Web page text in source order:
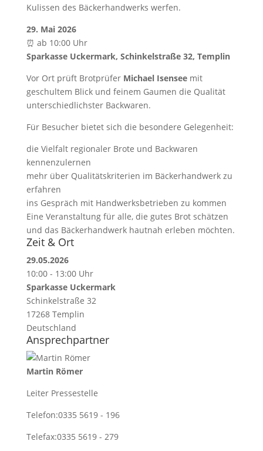
Kulissen des Bäckerhandwerks werfen.
29. Mai 2026
⏰ ab 10:00 Uhr
Sparkasse Uckermark, Schinkelstraße 32, Templin
Vor Ort prüft Brotprüfer Michael Isenseemit
geschultem Blick und feinem Gaumen die Qualität
unterschiedlichster Backwaren.
Für Besucher bietet sich die besondere Gelegenheit:
die Vielfalt regionaler Brote und Backwaren
kennenzulernen
mehr über Qualitätskriterien im Bäckerhandwerk zu
erfahren
ins Gespräch mit Handwerksbetrieben zu kommen
Eine Veranstaltung für alle, die gutes Brot schätzen
und das Bäckerhandwerk hautnah erleben möchten.
Zeit & Ort
29.05.2026
10:00 - 13:00 Uhr
Sparkasse Uckermark
Schinkelstraße 32
17268 Templin
Deutschland
Ansprechpartner
Martin Römer
Leiter Pressestelle
Telefon:0335 5619 - 196
Telefax:0335 5619 - 279